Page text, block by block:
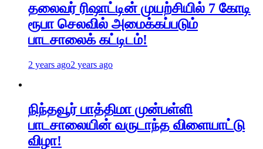
தலைவர் ரிஷாட்டின் முயற்சியில் 7 கோடி
ரூபா செலவில் அமைக்கப்படும்
பாடசாலைக் கட்டிடம்!
2 years ago2 years ago
நிந்தவூர் பாத்திமா முன்பள்ளி
பாடசாலையின் வருடாந்த விளையாட்டு
விழா!